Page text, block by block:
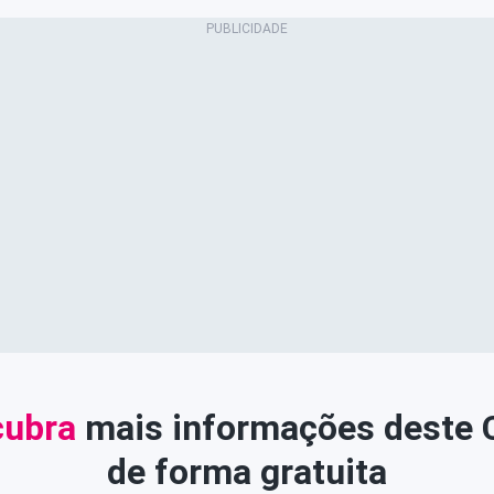
mais informações deste
de forma gratuita